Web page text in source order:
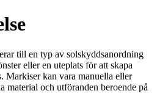
till en typ av solskyddsanordning
eller en uteplats för att skapa
Markiser kan vara manuella eller
material och utföranden beroende på